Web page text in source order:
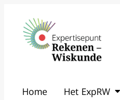
Home
Het ExpRW